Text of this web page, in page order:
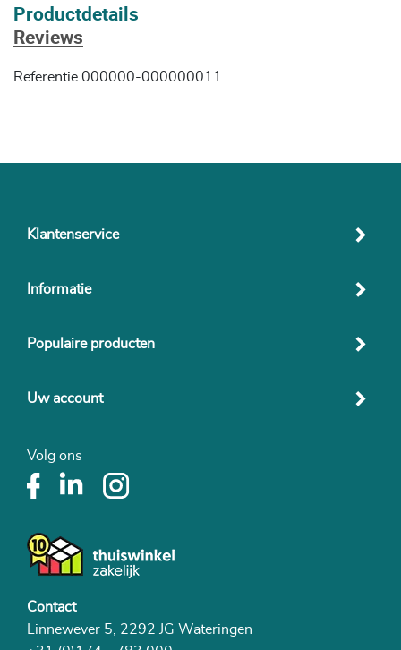
Productdetails
Reviews
Referentie 000000-000000011
Klantenservice
Informatie
Populaire producten
Uw account
Volg ons
Contact
Linnewever 5, 2292 JG Wateringen